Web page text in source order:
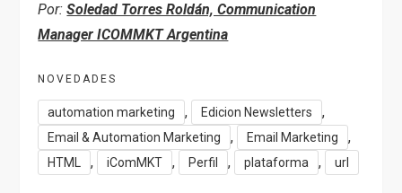
Por:Soledad Torres Roldán, Communication
Manager ICOMMKT Argentina
NOVEDADES
automation marketing , Edicion Newsletters ,
Email & Automation Marketing , Email Marketing ,
HTML , iComMKT , Perfil , plataforma , url